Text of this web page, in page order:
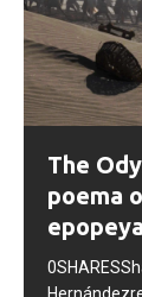
The
poema